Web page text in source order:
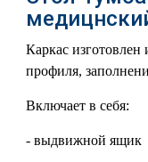
Каркас
профиля,
Включает в себя:
- выдвижной ящик